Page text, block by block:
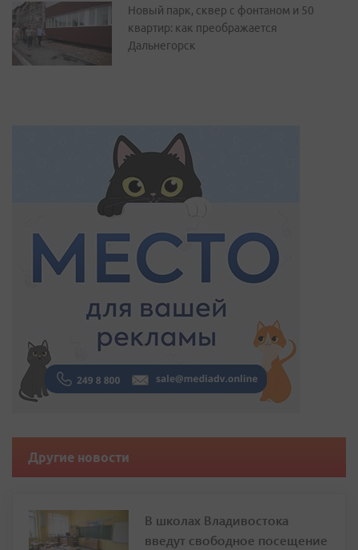
Новый парк, сквер с фонтаном и 50
квартир: как преображается
Дальнегорск
Другие новости
В школах Владивостока
введут свободное посещение